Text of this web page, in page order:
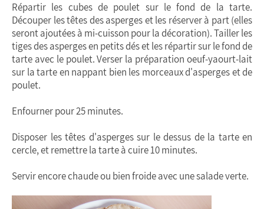
Répartir les cubes de poulet sur le fond de la tarte.
Découper les têtes des asperges et les réserver à part (elles
seront ajoutées à mi-cuisson pour la décoration). Tailler les
tiges des asperges en petits dés et les répartir sur le fond de
tarte avec le poulet. Verser la préparation oeuf-yaourt-lait
sur la tarte en nappant bien les morceaux d'asperges et de
poulet.
Enfourner pour 25 minutes.
Disposer les têtes d'asperges sur le dessus de la tarte en
cercle, et remettre la tarte à cuire 10 minutes.
Servir encore chaude ou bien froide avec une salade verte.